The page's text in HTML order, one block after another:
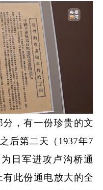
，有一份珍贵的文
后第二天（1937年7
日军进攻卢沟桥通
此份通电放大的全